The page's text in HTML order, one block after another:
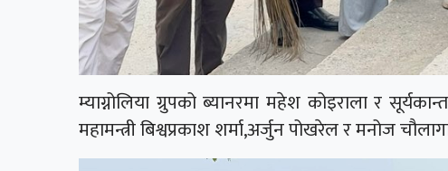
म्याग्नोलिया ग्रुपको ब्यानरमा महेश कोइराला र
महामन्त्री बिश्वप्रकाश शर्मा,अर्जुन पोखरेल र मनोज